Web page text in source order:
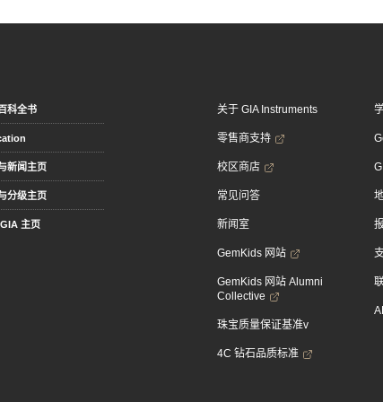
科全书
新闻主页
分级主页
主页
关于 GIA Instruments
零售商支持
校区商店
常见问答
新闻室
GemKids 网站
GemKids 网站 Alumni
Collective
珠宝质量保证基准v
4C 钻石品质标准